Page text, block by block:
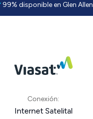
99% disponible en Glen Allen
Conexión:
Internet Satelital